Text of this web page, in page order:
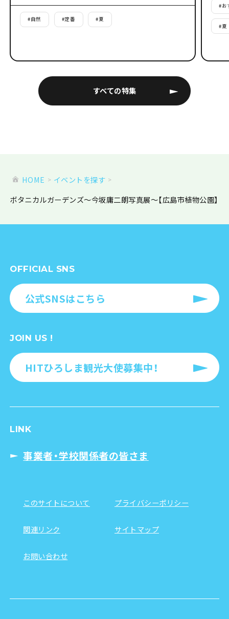
すべての特集
#自然 #定番 #夏
#お
#夏
HOME
イベントを探す
ボタニカルガーデンズ～今坂庸二朗写真展～【広島市植物公園】
OFFICIAL SNS
公式SNSはこちら
JOIN US !
HITひろしま観光大使募集中！
LINK
事業者・学校関係者の皆さま
このサイトについて プライバシーポリシー
関連リンク サイトマップ
お問い合わせ